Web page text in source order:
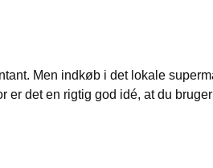
Men indkøb i det lokale
er det en rigtig god idé, at du